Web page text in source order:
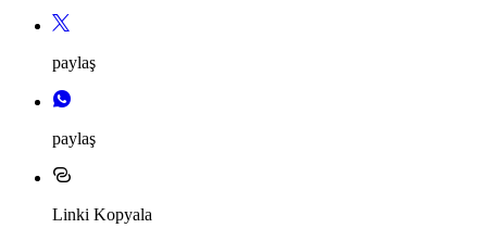
paylaş
paylaş
Linki Kopyala